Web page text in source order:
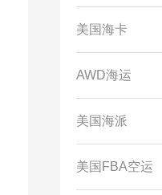
美国海卡
AWD海运
美国海派
美国FBA空运